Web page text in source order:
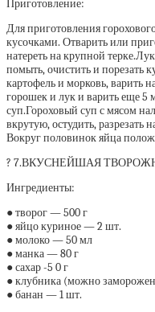
Приготовление:
Для приготовления
кусочками. Отварить или
натереть на крупной
помыть, очистить и порезать
картофель и морковь, варить
горошек и лук и варить еще 5
суп.Гороховый суп с мясом
вкрутую, остудить, разрезать
Вокруг половинок яйца
? 7.ВКУСНЕЙШАЯ
Ингредиенты:
● творог — 500 г
● яйцо куриное — 2 шт.
● молоко — 50 мл
● манка — 80 г
● сахар -5 0 г
● клубника (можно
● банан — 1 шт.